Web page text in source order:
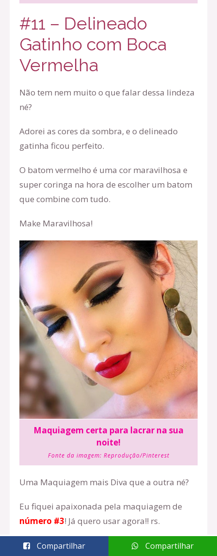
#11 – Delineado
Gatinho com Boca
Vermelha
Não tem nem muito o que falar dessa lindeza
né?
Adorei as cores da sombra, e o delineado
gatinha ficou perfeito.
O batom vermelho é uma cor maravilhosa e
super coringa na hora de escolher um batom
que combine com tudo.
Make Maravilhosa!
Maquiagem certa para lacrar na sua
noite!
Fonte da imagem: Reprodução/Pinterest
Uma Maquiagem mais Diva que a outra né?
Eu fiquei apaixonada pela maquiagem de
número #3! Já quero usar agora!! rs.
Tenho certeza que você já escolheu a sua
Compartilhar Compartilhar